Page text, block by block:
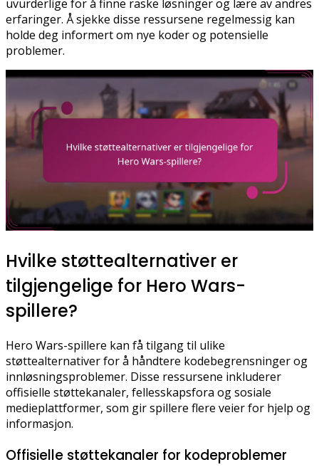
uvurderlige for å finne raske løsninger og lære av andres
erfaringer. Å sjekke disse ressursene regelmessig kan
holde deg informert om nye koder og potensielle
problemer.
Hvilke støttealternativer er
tilgjengelige for Hero Wars-
spillere?
Hero Wars-spillere kan få tilgang til ulike
støttealternativer for å håndtere kodebegrensninger og
innløsningsproblemer. Disse ressursene inkluderer
offisielle støttekanaler, fellesskapsfora og sosiale
medieplattformer, som gir spillere flere veier for hjelp og
informasjon.
Offisielle støttekanaler for kodeproblemer